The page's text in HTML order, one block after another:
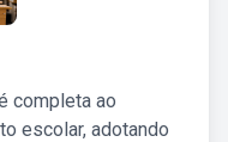
completa ao
escolar, adotando